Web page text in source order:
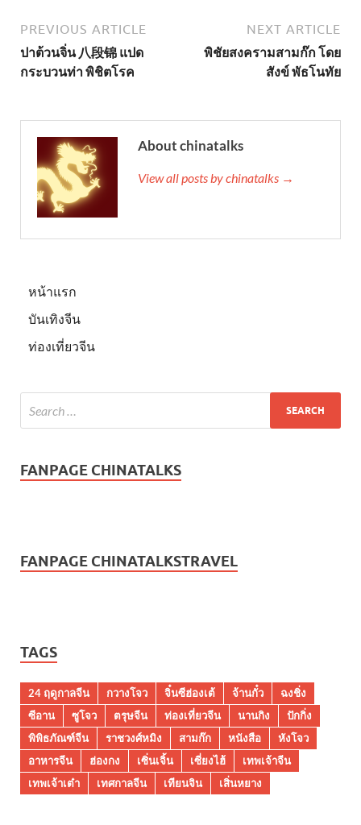
PREVIOUS ARTICLE
ปาต้วนจิ่น 八段锦 แปด
กระบวนท่า พิชิตโรค
NEXT ARTICLE
พิชัยสงครามสามก๊ก โดย
สังข์ พัธโนทัย
About chinatalks
View all posts by chinatalks →
หน้าแรก
บันเทิงจีน
ท่องเที่ยวจีน
FANPAGE CHINATALKS
FANPAGE CHINATALKSTRAVEL
TAGS
24 ฤดูกาลจีน กวางโจว จิ๋นซีฮ่องเต้ จ้านกั๋ว
ฉงชิ่ง
ซีอาน
ซูโจว ตรุษจีน ท่องเที่ยวจีน นานกิง
ปักกิ่ง
พิพิธภัณฑ์จีน
ราชวงศ์หมิง สามก๊ก หนังสือ
หังโจว
อาหารจีน
ฮ่องกง เซิ่นเจิ้น เซี่ยงไฮ้
เทพเจ้าจีน
เทพเจ้าเต๋า
เทศกาลจีน เทียนจิน เสิ่นหยาง